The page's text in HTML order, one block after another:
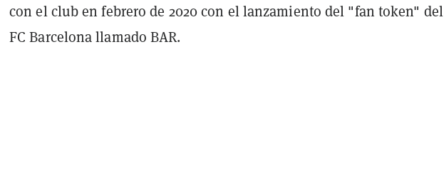
con el club en febrero de 2020 con el lanzamiento del "fan token" del
FC Barcelona llamado BAR.